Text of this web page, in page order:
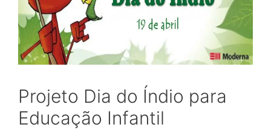
Projeto Dia do Índio para
Educação Infantil